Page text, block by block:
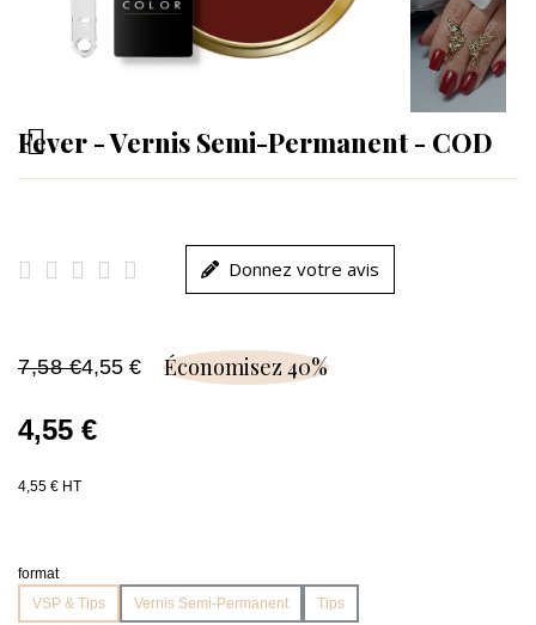
Fever - Vernis Semi-Permanent - COD
     Donnez votre avis
7,58 €4,55 € Économisez 40%
4,55 €
4,55 € HT
format
VSP & Tips
Vernis Semi-Permanent Tips